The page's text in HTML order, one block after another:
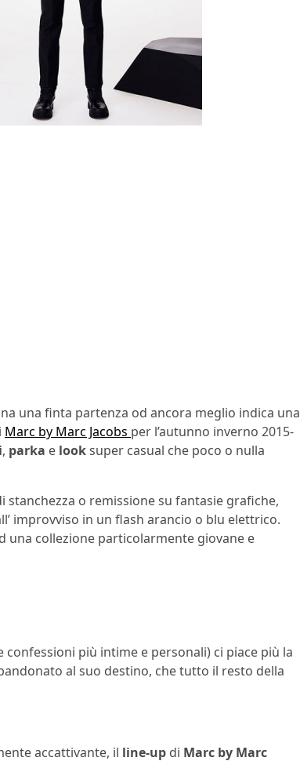
una finta partenza od ancora meglio indica una
Marc by Marc Jacobs per l’autunno inverno 2015-
, parka e looksuper casual che poco o nulla
o remissione su fantasie grafiche,
improvviso in un flash arancio o blu elettrico.
una collezione particolarmente giovane e
più intime e personali) ci piace più la
al suo destino, che tutto il resto della
accattivante, il line-up di Marc by Marc